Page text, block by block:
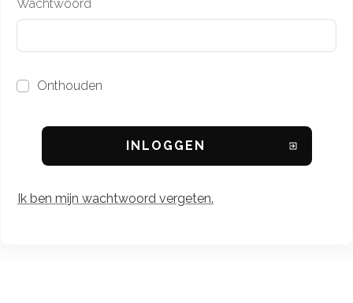
Wachtwoord
Onthouden
INL OGGEN
Ik ben mijn wachtwoord vergeten.